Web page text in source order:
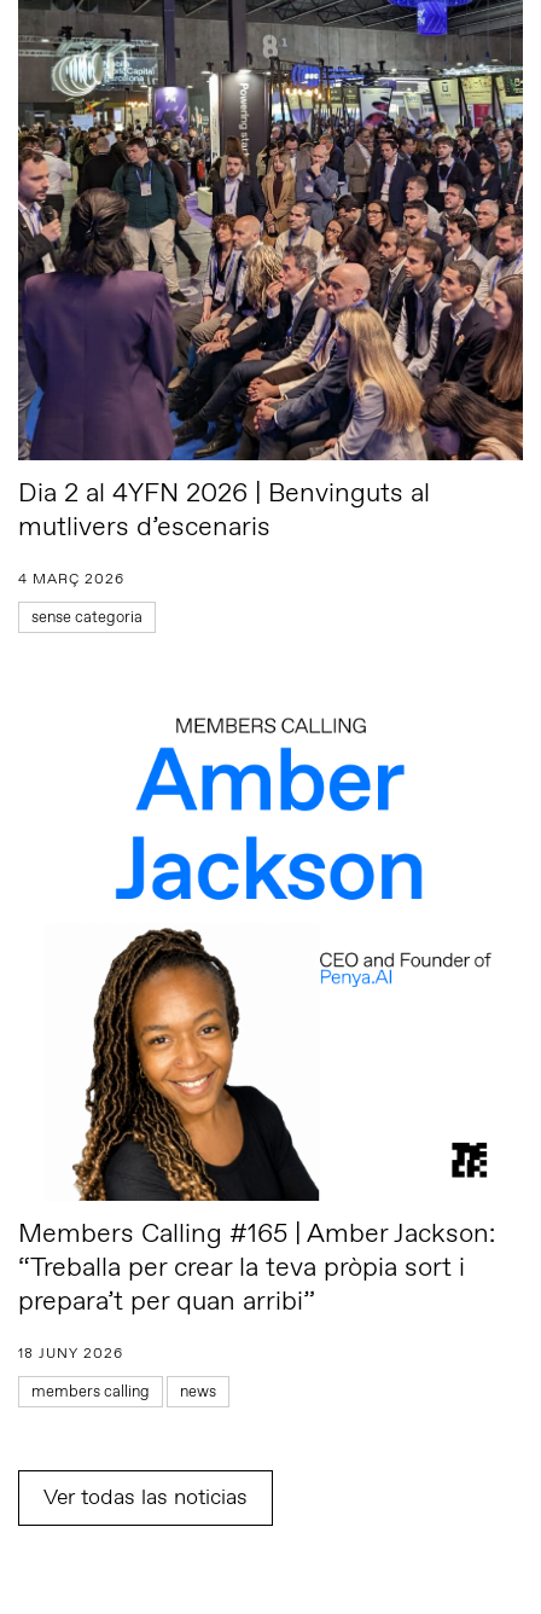
Dia 2 al 4YFN 2026 | Benvinguts al
mutlivers d’escenaris
4 MARÇ 2026
sense categoria
Members Calling #165 | Amber Jackson:
“Treballa per crear la teva pròpia sort i
prepara’t per quan arribi”
18 JUNY 2026
members calling news
Ver todas las noticias